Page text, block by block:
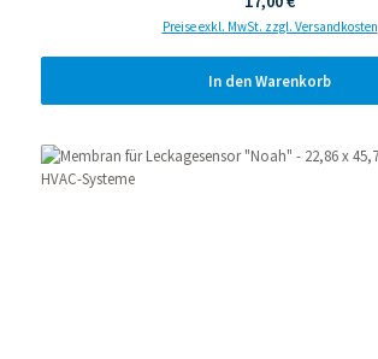
Preise exkl. MwSt. zzgl. Versandkosten
In den Warenkorb